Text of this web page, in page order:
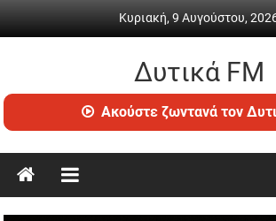
Κυριακή, 9 Αυγούστου,
Δυτικά FM
Ραδιόφωνο
•
ενημέρωση
Ακούστε ζωντανά τον